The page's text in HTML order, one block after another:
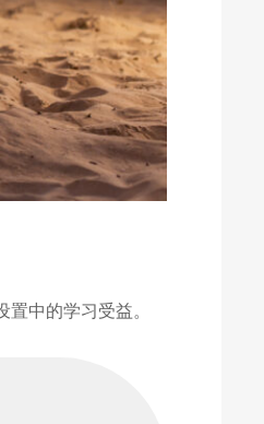
中的学习受益。